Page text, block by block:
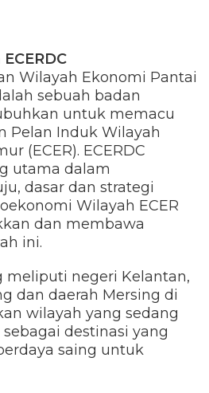
Wilayah Ekonomi Pantai
sebuah badan
untuk memacu
Pelan Induk Wilayah
(ECER). ECERDC
utama dalam
dasar dan strategi
Wilayah ECER
dan membawa
ini.
meliputi negeri Kelantan,
dan daerah Mersing di
wilayah yang sedang
destinasi yang
saing untuk